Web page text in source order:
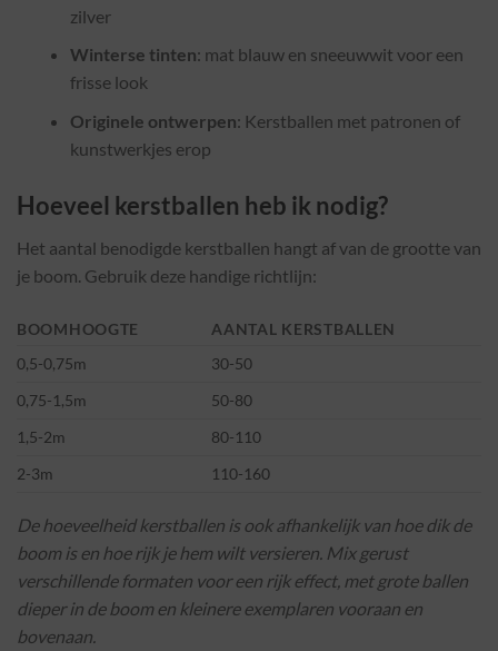
zilver
Winterse tinten: mat blauw en sneeuwwit voor een
frisse look
Originele ontwerpen: Kerstballen met patronen of
kunstwerkjes erop
Hoeveel kerstballen heb ik nodig?
Het aantal benodigde kerstballen hangt af van de grootte van
je boom. Gebruik deze handige richtlijn:
BOOMHOOGTE
AANTAL KERSTBALLEN
0,5-0,75m
30-50
0,75-1,5m
50-80
1,5-2m
80-110
2-3m
110-160
De hoeveelheid kerstballen is ook afhankelijk van hoe dik de
boom is en hoe rijk je hem wilt versieren. Mix gerust
verschillende formaten voor een rijk effect, met grote ballen
dieper in de boom en kleinere exemplaren vooraan en
bovenaan.